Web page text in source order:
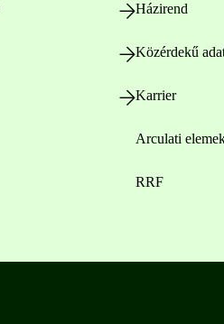
Házirend
Közérdekű
Karrier
Arculati
RRF